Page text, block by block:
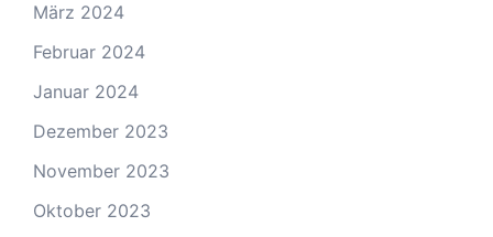
März 2024
Februar 2024
Januar 2024
Dezember 2023
November 2023
Oktober 2023